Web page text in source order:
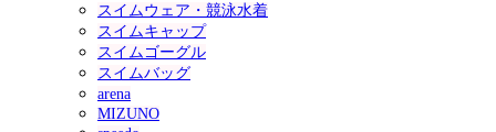
スイムウェア・競泳水着
スイムキャップ
スイムゴーグル
スイムバッグ
arena
MIZUNO